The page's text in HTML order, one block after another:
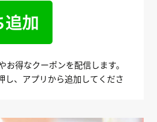
お得なクーポンを配信します。
し、アプリから追加してくださ